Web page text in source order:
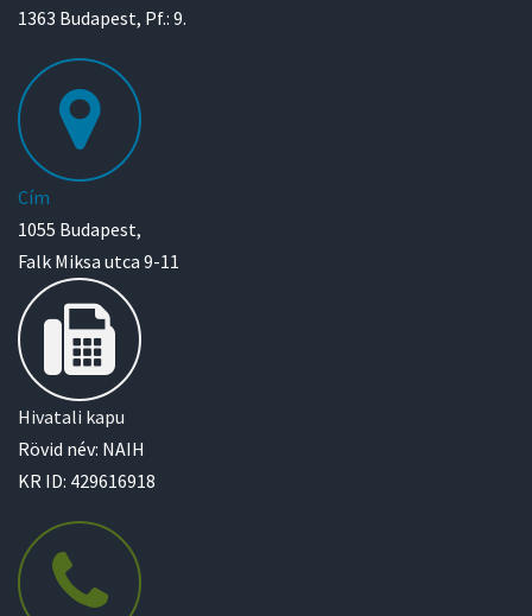
1363 Budapest, Pf.: 9.
Cím
1055 Budapest,
Falk Miksa utca 9-11
Hivatali kapu
Rövid név: NAIH
KR ID: 429616918